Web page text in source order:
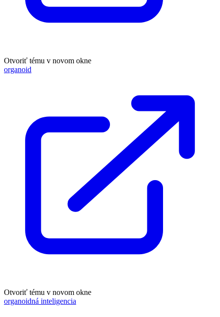
Otvoriť tému v novom okne
organoid
Otvoriť tému v novom okne
organoidná inteligencia